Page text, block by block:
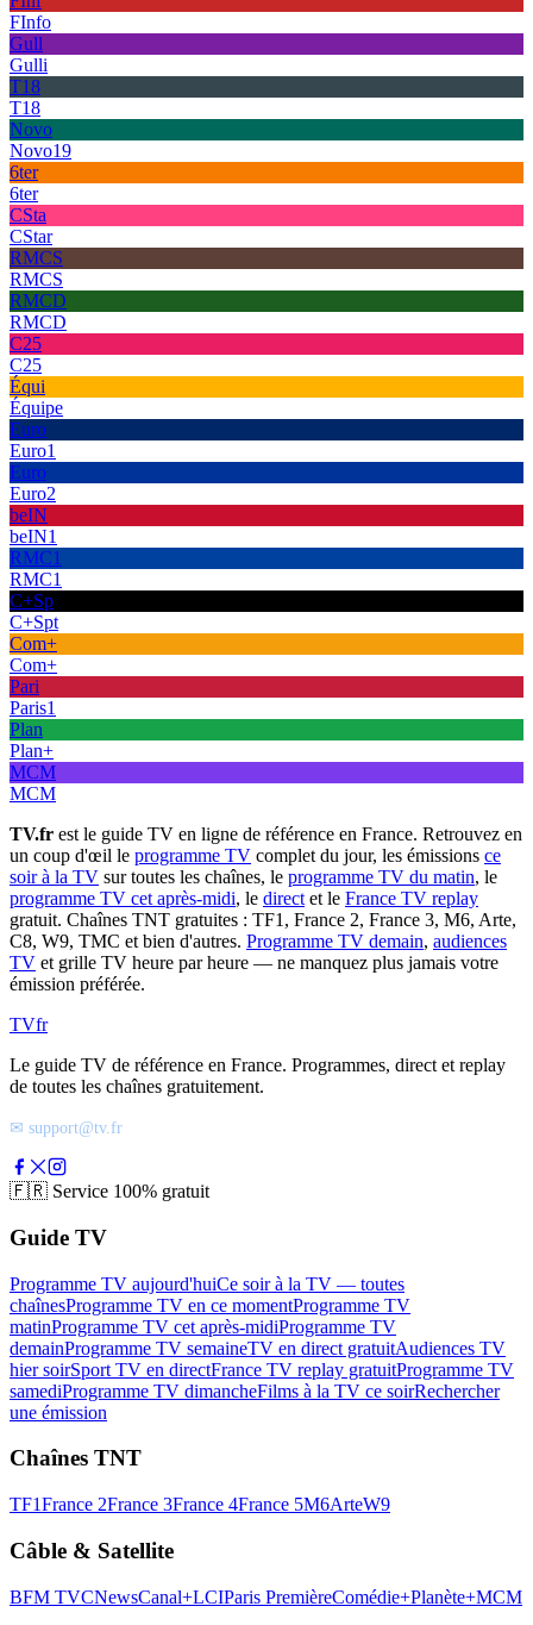
FInfo
Gull
Gulli
T18
T18
Novo
Novo19
6ter
6ter
CSta
CStar
RMCS
RMCS
RMCD
RMCD
C25
C25
Équi
Équipe
Euro
Euro1
Euro
Euro2
beIN
beIN1
RMC1
RMC1
C+Sp
C+Spt
Com+
Com+
Pari
Paris1
Plan
Plan+
MCM
MCM
TV.fr est le guide TV en ligne de référence en France. Retrouvez en
un coup d'œil le programme TV complet du jour, les émissions ce
soir à la TV sur toutes les chaînes, le programme TV du matin, le
programme TV cet après-midi, le direct et le France TV replay
gratuit. Chaînes TNT gratuites : TF1, France 2, France 3, M6, Arte,
C8, W9, TMC et bien d'autres. Programme TV demain, audiences
TV et grille TV heure par heure — ne manquez plus jamais votre
émission préférée.
TVfr
Le guide TV de référence en France. Programmes, direct et replay
de toutes les chaînes gratuitement.
✉ support@tv.fr
🇫🇷 Service 100% gratuit
Guide TV
Programme TV aujourd'huiCe soir à la TV — toutes
chaînesProgramme TV en ce momentProgramme TV
matinProgramme TV cet après-midiProgramme TV
demainProgramme TV semaineTV en direct gratuitAudiences TV
hier soirSport TV en directFrance TV replay gratuitProgramme TV
samediProgramme TV dimancheFilms à la TV ce soirRechercher
une émission
Chaînes TNT
TF1France 2France 3France 4France 5M6ArteW9
Câble & Satellite
BFM TVCNewsCanal+LCIParis PremièreComédie+Planète+MCM